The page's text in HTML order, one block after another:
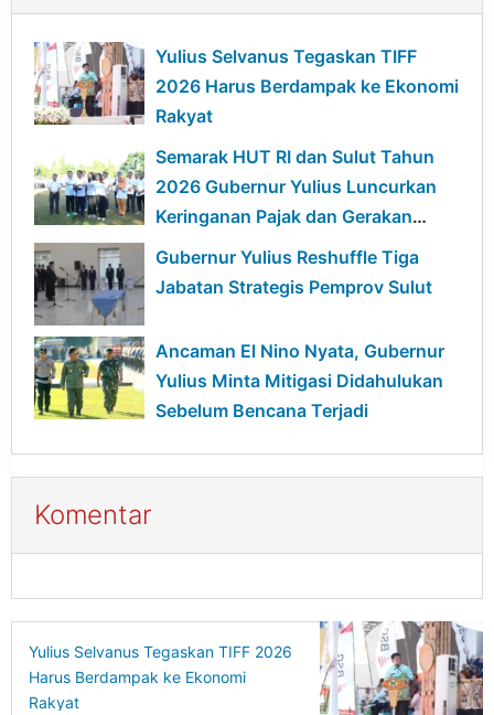
Yulius Selvanus Tegaskan TIFF
2026 Harus Berdampak ke Ekonomi
Rakyat
Semarak HUT RI dan Sulut Tahun
2026 Gubernur Yulius Luncurkan
Keringanan Pajak dan Gerakan
Ekonomi Hijau
Gubernur Yulius Reshuffle Tiga
Jabatan Strategis Pemprov Sulut
Ancaman El Nino Nyata, Gubernur
Yulius Minta Mitigasi Didahulukan
Sebelum Bencana Terjadi
Komentar
Yulius Selvanus Tegaskan TIFF 2026
Harus Berdampak ke Ekonomi
Rakyat